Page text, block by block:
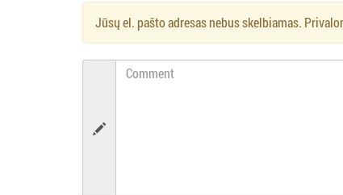
š
ų
a
Jūsų el. pašto adresas nebus skelbiamas.
Comment